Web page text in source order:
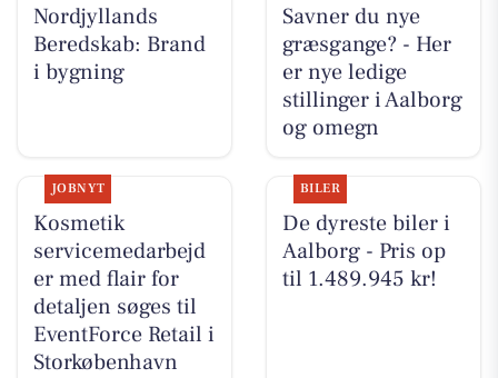
Nordjyllands
Beredskab: Brand
i bygning
Savner du nye
græsgange? - Her
er nye ledige
stillinger i Aalborg
og omegn
JOBNYT
Kosmetik
servicemedarbejd
er med flair for
detaljen søges til
EventForce Retail i
Storkøbenhavn
BILER
De dyreste biler i
Aalborg - Pris op
til 1.489.945 kr!